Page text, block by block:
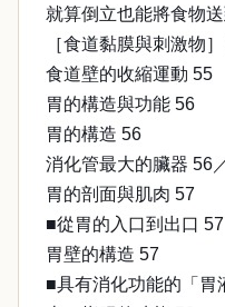
就算倒立也能將食物
［食道黏膜與刺激物
食道壁的收縮運動 55
胃的構造與功能 56
胃的構造 56
消化管最大的臟器 56
胃的剖面與肌肉 57
■從胃的入口到出口 57
胃壁的構造 57
■具有消化功能的「胃